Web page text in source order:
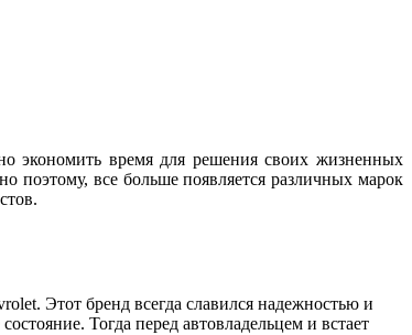
экономить время для решения своих жизненных
поэтому, все больше появляется различных марок
Этот бренд всегда славился надежностью и
Тогда перед автовладельцем и встает